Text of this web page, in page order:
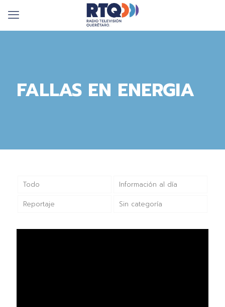
FALLAS EN ENERGIA
Todo Información al día
Reportaje Sin categoría